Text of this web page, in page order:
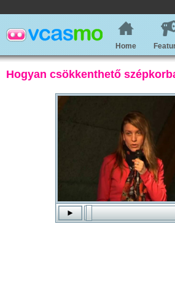
Home
Hogyan csökkenthető